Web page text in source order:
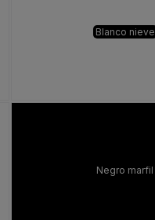
Blanco nieve
Negro marfil